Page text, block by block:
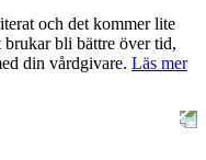
och det kommer lite
brukar bli bättre över tid,
din vårdgivare. Läs mer